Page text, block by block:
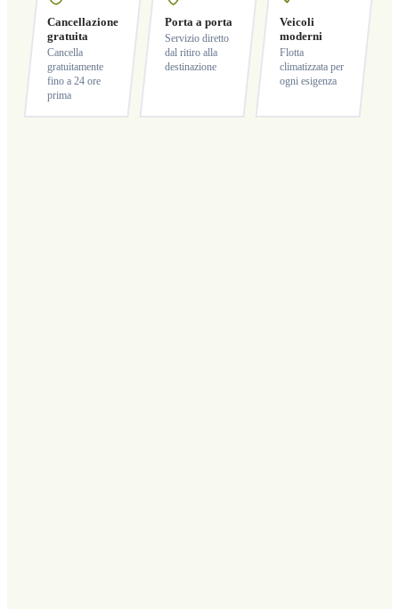
Cancellazione
gratuita
Cancella
gratuitamente
fino a 24 ore
prima
Porta a porta
Servizio diretto
dal ritiro alla
destinazione
Veicoli
moderni
Flotta
climatizzata per
ogni esigenza